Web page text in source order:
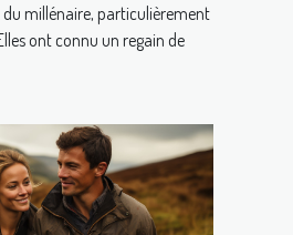
millénaire, particulièrement
ont connu un regain de